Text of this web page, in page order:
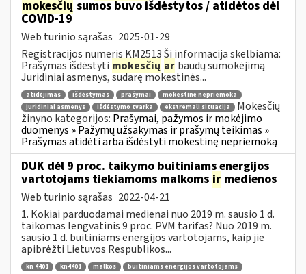
mokesčių sumos buvo išdėstytos / atidėtos dėl
COVID-19
Web turinio sąrašas 2025-01-29
Registracijos numeris KM2513 Ši informacija skelbiama:
Prašymas išdėstyti mokesčių ar baudų sumokėjimą
Juridiniai asmenys, sudarę mokestinės...
atidėjimas išdėstymas prašymai
mokestinė nepriemoka
juridiniai asmenys
išdėstymo tvarka ekstremali situacija
Mokesčių
žinyno kategorijos: Prašymai, pažymos ir mokėjimo
duomenys » Pažymų užsakymas ir prašymų teikimas »
Prašymas atidėti arba išdėstyti mokestinę nepriemoką
DUK dėl 9 proc. taikymo buitiniams energijos
vartotojams tiekiamoms malkoms ir medienos
Web turinio sąrašas 2022-04-21
1. Kokiai parduodamai medienai nuo 2019 m. sausio 1 d.
taikomas lengvatinis 9 proc. PVM tarifas? Nuo 2019 m.
sausio 1 d. buitiniams energijos vartotojams, kaip jie
apibrėžti Lietuvos Respublikos...
kn 4401 kn4401 malkos buitiniams energijos vartotojams